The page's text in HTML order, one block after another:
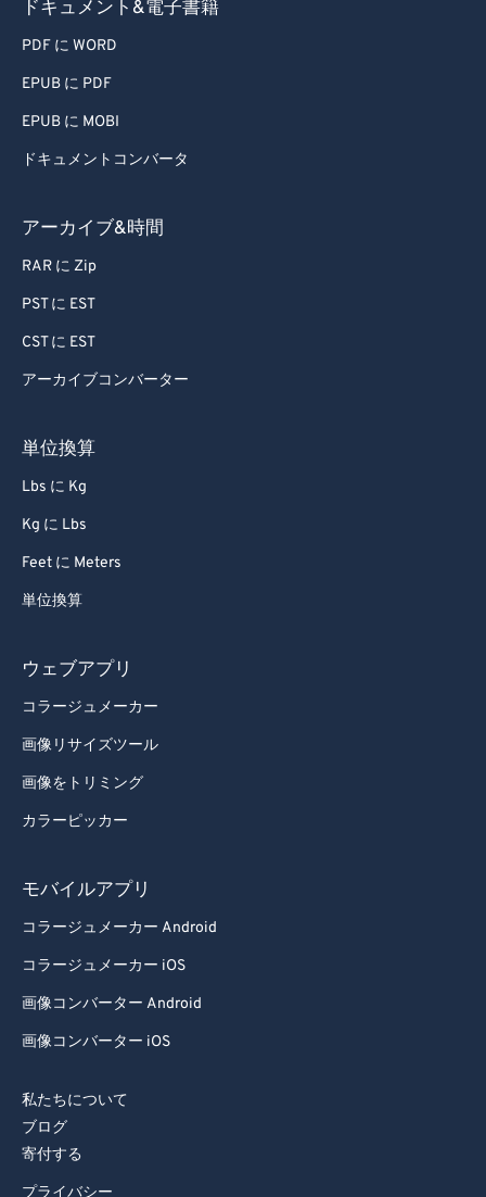
ドキュメント&電子書籍
PDF に WORD
EPUB に PDF
EPUB に MOBI
ドキュメントコンバータ
アーカイブ&時間
RAR に Zip
PST に EST
CST に EST
アーカイブコンバーター
単位換算
Lbs に Kg
Kg に Lbs
Feet に Meters
単位換算
ウェブアプリ
コラージュメーカー
画像リサイズツール
画像をトリミング
カラーピッカー
モバイルアプリ
コラージュメーカー Android
コラージュメーカー iOS
画像コンバーター Android
画像コンバーター iOS
私たちについて
ブログ
寄付する
プライバシー